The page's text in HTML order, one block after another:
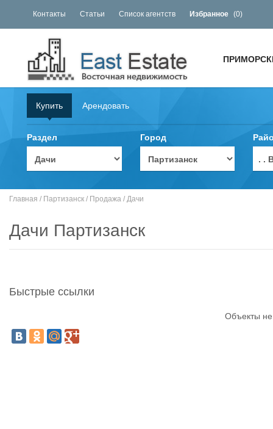
Контакты Статьи Список агентств Избранное (0)
Купить Арендовать
Раздел Город
. .
Главная / Партизанск / Продажа / Дачи
Дачи Партизанск
Быстрые ссылки
Объекты